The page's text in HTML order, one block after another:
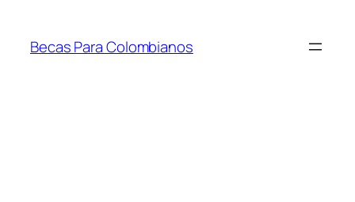
contenido
Becas Para Colombianos